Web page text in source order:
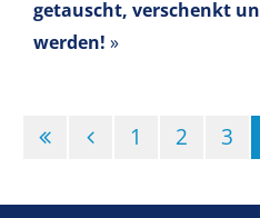
getauscht, verschenkt
werden! »
1 2 3